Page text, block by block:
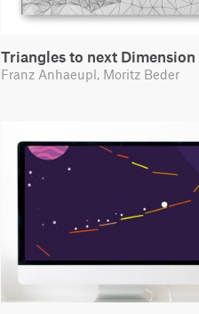
Triangles to next Dimension
Franz Anhaeupl, Moritz Beder